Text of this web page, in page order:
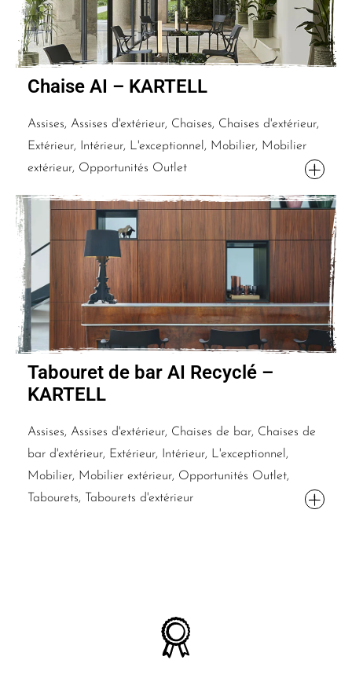
Chaise AI – KARTELL
Assises, Assises d'extérieur, Chaises, Chaises d'extérieur,
Extérieur, Intérieur, L'exceptionnel, Mobilier, Mobilier
extérieur, Opportunités Outlet
Tabouret de bar AI Recyclé –
KARTELL
Assises, Assises d'extérieur, Chaises de bar, Chaises de
bar d'extérieur, Extérieur, Intérieur, L'exceptionnel,
Mobilier, Mobilier extérieur, Opportunités Outlet,
Tabourets, Tabourets d'extérieur